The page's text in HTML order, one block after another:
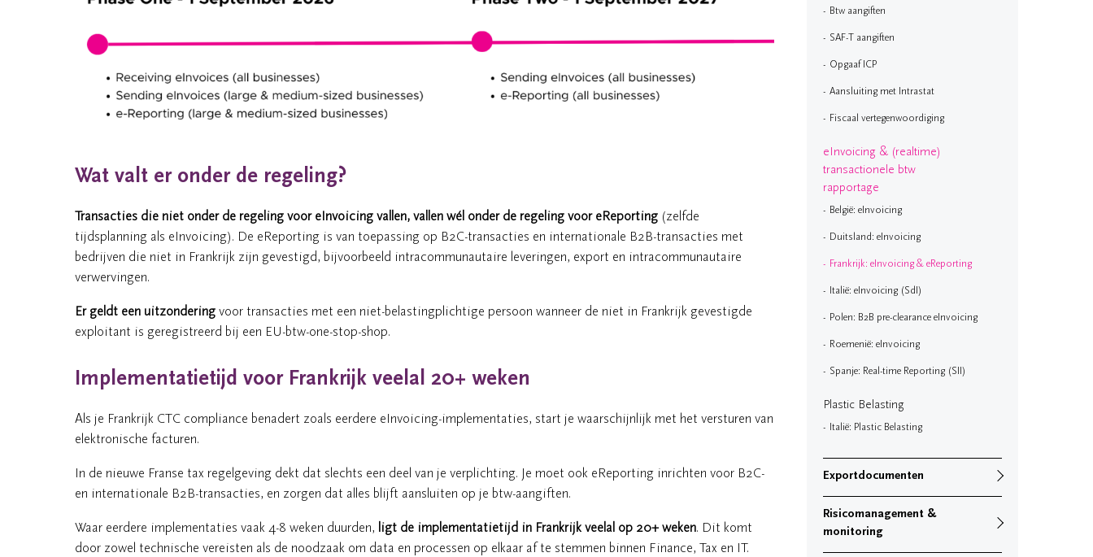
Wat valt er onder de regeling?
Transacties die niet onder de regeling voor eInvoicing vallen, vallen wél onder de regeling voor eReporting (zelfde
tijdsplanning als eInvoicing). De eReporting is van toepassing op B2C-transacties en internationale B2B-transacties met
bedrijven die niet in Frankrijk zijn gevestigd, bijvoorbeeld intracommunautaire leveringen, export en intracommunautaire
verwervingen.
Er geldt een uitzondering voor transacties met een niet-belastingplichtige persoon wanneer de niet in Frankrijk gevestigde
exploitant is geregistreerd bij een EU-btw-one-stop-shop.
Implementatietijd voor Frankrijk veelal 20+ weken
Als je Frankrijk CTC compliance benadert zoals eerdere eInvoicing-implementaties, start je waarschijnlijk met het versturen van
elektronische facturen.
In de nieuwe Franse tax regelgeving dekt dat slechts een deel van je verplichting. Je moet ook eReporting inrichten voor B2C-
en internationale B2B-transacties, en zorgen dat alles blijft aansluiten op je btw-aangiften.
Waar eerdere implementaties vaak 4-8 weken duurden, ligt de implementatietijd in Frankrijk veelal op 20+ weken. Dit komt
door zowel technische vereisten als de noodzaak om data en processen op elkaar af te stemmen binnen Finance, Tax en IT.
Btw aangiften
SAF-T aangiften
Opgaaf ICP
Aansluiting met Intrastat
Fiscaal vertegenwoordiging
eInvoicing & (realtime)
transactionele btw
rapportage
België: eInvoicing
Duitsland: eInvoicing
Frankrijk: eInvoicing & eReporting
Italië: eInvoicing (SdI)
Polen: B2B pre-clearance eInvoicing
Roemenië: eInvoicing
Spanje: Real-time Reporting (SII)
Plastic Belasting
Italië: Plastic Belasting
Exportdocumenten
Risicomanagement &
monitoring